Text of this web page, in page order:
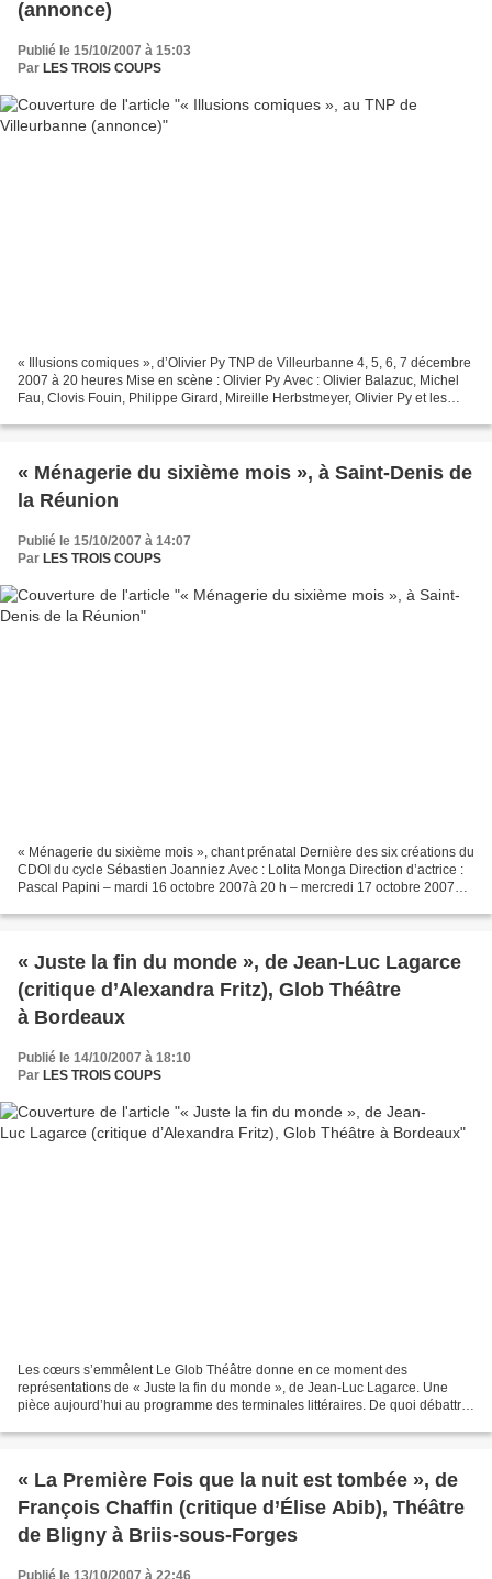
(annonce)
Publié le 15/10/2007 à 15:03
Par LES TROIS COUPS
« Illusions comiques », d’Olivier Py TNP de Villeurbanne 4, 5, 6, 7 décembre
2007 à 20 heures Mise en scène : Olivier Py Avec : Olivier Balazuc, Michel
Fau, Clovis Fouin, Philippe Girard, Mireille Herbstmeyer, Olivier Py et les
« Ménagerie du sixième mois », à Saint-Denis de
la Réunion
Publié le 15/10/2007 à 14:07
Par LES TROIS COUPS
« Ménagerie du sixième mois », chant prénatal Dernière des six créations du
CDOI du cycle Sébastien Joanniez Avec : Lolita Monga Direction d’actrice :
Pascal Papini – mardi 16 octobre 2007à 20 h – mercredi 17 octobre 2007à
« Juste la fin du monde », de Jean-Luc Lagarce
(critique d’Alexandra Fritz), Glob Théâtre
à Bordeaux
Publié le 14/10/2007 à 18:10
Par LES TROIS COUPS
Les cœurs s’emmêlent Le Glob Théâtre donne en ce moment des
représentations de « Juste la fin du monde », de Jean-Luc Lagarce. Une
pièce aujourd’hui au programme des terminales littéraires. De quoi débattre
« La Première Fois que la nuit est tombée », de
François Chaffin (critique d’Élise Abib), Théâtre
de Bligny à Briis-sous-Forges
Publié le 13/10/2007 à 22:46